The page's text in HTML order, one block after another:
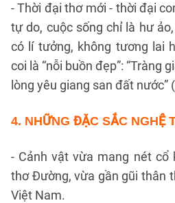
- Thời đại thơ mới - thời đại
tự do, cuộc sống chỉ là hư
có lí tưởng, không tương lai
coi là “nỗi buồn đẹp”: “Tràng
lòng yêu giang san đất nước” (
4. NHỮNG ĐẶC SẮC NGHỆ
- Cảnh vật vừa mang nét cổ
thơ Đường, vừa gần gũi thân
Việt Nam.